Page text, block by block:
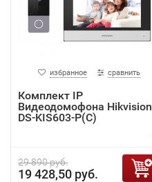
избранное сравнить
Комплект IP
Видеодомофона Hikvision
DS-KIS603-P(C)
29 890 руб.
19 428,50 руб.